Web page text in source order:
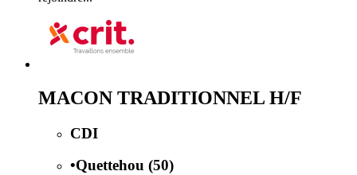
MACON TRADITIONNEL H/F
CDI
•Quettehou (50)